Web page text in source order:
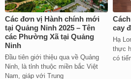
Các đơn vị Hành chính mới
tại Quảng Ninh 2025 – Tên
các Phường Xã tại Quảng
Ninh
Đầu tiên giới thiệu qua về Quảng
Ninh, là tỉnh thuộc miền bắc Việt
Nam, giáp với Trung
cay
Hạ
thực
có